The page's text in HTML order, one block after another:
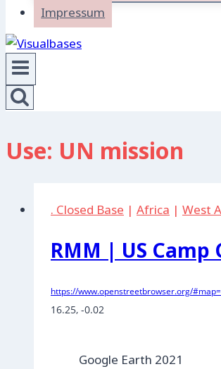
Impressum
Use: UN mission
. Closed Base | Africa | West
RMM | US Camp
https://www.openstreetbrowser.org/
16.25, -0.02
Google Earth 2021